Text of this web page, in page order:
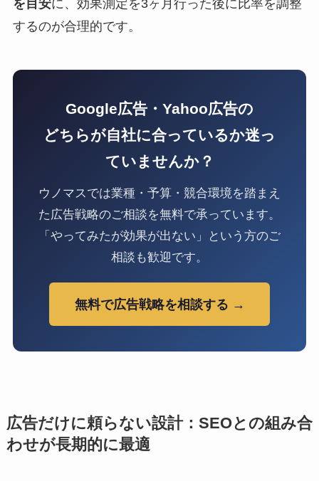
を目安に、効果測定を3ヶ月行った後に比率を調整
するのが合理的です。
Google広告・Yahoo広告の
どちらが自社に合っているか迷っ
ていませんか？
ウノマスでは業種・予算・競合環境を踏まえ
た広告戦略のご相談を無料で承っています。
「やってみたが効果が出ない」という方のご
相談も歓迎です。
無料で広告戦略を相談する →
広告だけに頼らない設計：SEOとの組み合
わせが長期的に最適